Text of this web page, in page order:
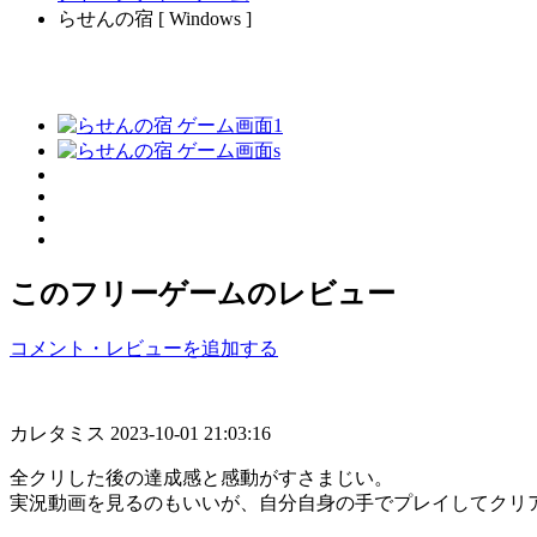
らせんの宿 [ Windows ]
このフリーゲームのレビュー
コメント・レビューを追加する
カレタミス 2023-10-01 21:03:16
全クリした後の達成感と感動がすさまじい。
実況動画を見るのもいいが、自分自身の手でプレイしてクリ